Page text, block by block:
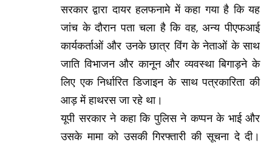
सरकार द्वारा दायर हलफनामे में कहा गया है कि यह
जांच के दौरान पता चला है कि वह, अन्य पीएफआई
कार्यकर्ताओं और उनके छात्र विंग के नेताओं के साथ
जाति विभाजन और कानून और व्यवस्था बिगाड़ने के
लिए एक निर्धारित डिजाइन के साथ पत्रकारिता की
आड़ में हाथरस जा रहे था।
यूपी सरकार ने कहा कि पुलिस ने कप्पन के भाई और
उसके मामा को उसकी गिरफ्तारी की सूचना दे दी।